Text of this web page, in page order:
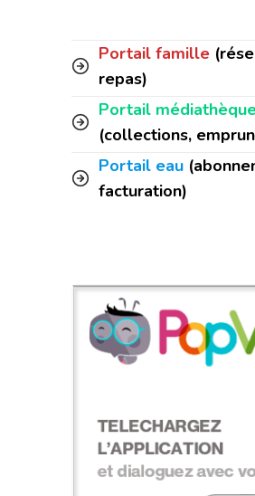
Portail famille
repas)
Portail
(collections,
Portail eau
facturation)